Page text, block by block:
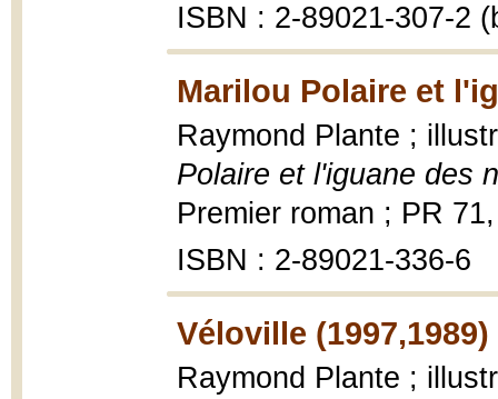
ISBN : 2-89021-307-2
Marilou Polaire et
Raymond Plante ;
Polaire et l'iguane des
Premier roman ; PR
ISBN : 2-89021-336-6
Véloville (1997,1989)
Raymond Plante ;